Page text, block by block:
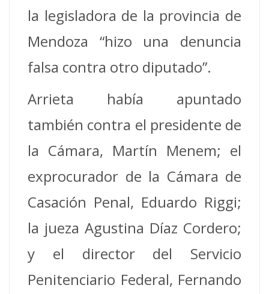
la legisladora de la provincia de
Mendoza “hizo una denuncia
falsa contra otro diputado”.
Arrieta había apuntado
también contra el presidente de
la Cámara, Martín Menem; el
exprocurador de la Cámara de
Casación Penal, Eduardo Riggi;
la jueza Agustina Díaz Cordero;
y el director del Servicio
Penitenciario Federal, Fernando